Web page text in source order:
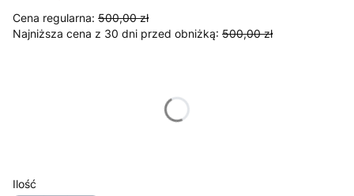
Cena regularna: 500,00 zł
Najniższa cena z 30 dni przed obniżką: 500,00 zł
Ilość